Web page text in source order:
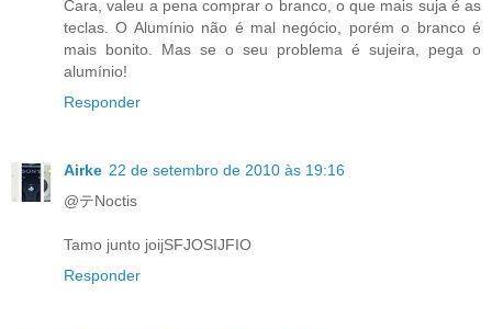
Cara, valeu a pena comprar o branco, o que mais suja é as
teclas. O Alumínio não é mal negócio, porém o branco é
mais bonito. Mas se o seu problema é sujeira, pega o
alumínio!
Responder
Airke 22 de setembro de 2010 às 19:16
@テNoctis
Tamo junto joijSFJOSIJFIO
Responder